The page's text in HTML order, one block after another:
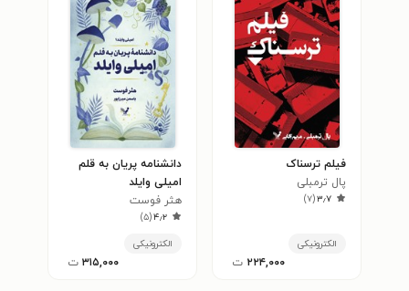
فیلم ترسناک
پال ترمبلی
۳٫۷(۷)
الکترونیکی
۲۲۴,۰۰۰ ت
دانشنامه پریان به قلم
امیلی وایلد
هثر فوست
۴٫۲(۵)
الکترونیکی
۳۱۵,۰۰۰ ت